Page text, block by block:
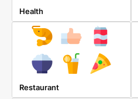
Health
Restaurant